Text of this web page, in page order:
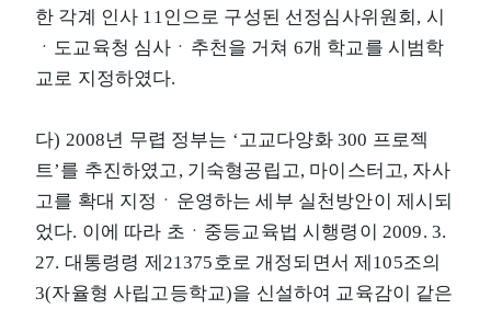
한 각계 인사 11인으로 구성된 선정심사위원회, 시
ㆍ도교육청 심사ㆍ추천을 거쳐 6개 학교를 시범학
교로 지정하였다.
다) 2008년 무렵 정부는 ‘고교다양화 300 프로젝
트’를 추진하였고, 기숙형공립고, 마이스터고, 자사
고를 확대 지정ㆍ운영하는 세부 실천방안이 제시되
었다. 이에 따라 초ㆍ중등교육법 시행령이 2009. 3.
27. 대통령령 제21375호로 개정되면서 제105조의
3(자율형 사립고등학교)을 신설하여 교육감이 같은